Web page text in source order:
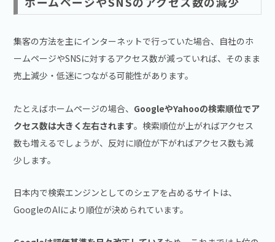
集客の方法を主にインターネットで行っていた場合、自社のホ
ームページやSNSに対するアクセス数が減っていれば、そのまま
売上減少・低迷につながる可能性があります。
たとえばホームページの場合、 GoogleやYahooの検索順位でア
クセス数は大きく左右されます。検索順位が上がればアクセス
数も増えるでしょうが、反対に順位が下がればアクセス数も減
少します。
日本内で検索エンジンとしてのシェアを占めるサイトは、
GoogleのAIにより順位が決められています。